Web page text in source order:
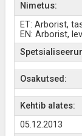
Nimetus:
ET: Arborist,
EN: Arborist,
Osakutsed:
Kehtib alates:
05.12.2013